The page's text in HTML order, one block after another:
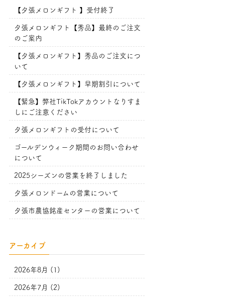
【夕張メロンギフト 】受付終了
夕張メロンギフト【秀品】最終のご注文
のご案内
【夕張メロンギフト】秀品のご注文につ
いて
【夕張メロンギフト】早期割引について
【緊急】弊社TikTokアカウントなりすま
しにご注意ください
夕張メロンギフトの受付について
ゴールデンウィーク期間のお問い合わせ
について
2025シーズンの営業を終了しました
夕張メロンドームの営業について
夕張市農協銘産センターの営業について
アーカイブ
2026年8月 (1)
2026年7月 (2)